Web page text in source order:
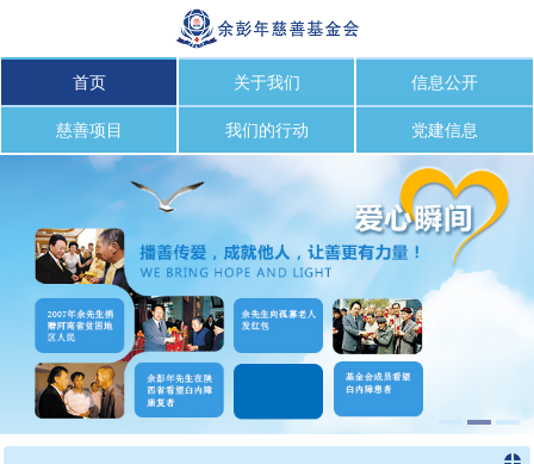
首页 关于我们 信息公开
慈善项目 我们的行动 党建信息